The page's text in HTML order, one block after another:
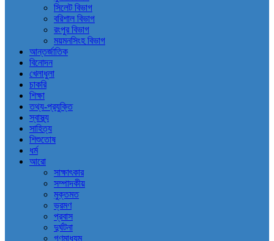
সিলেট বিভাগ
বরিশাল বিভাগ
রংপুর বিভাগ
ময়মনসিংহ বিভাগ
আন্তর্জাতিক
বিনোদন
খেলাধুলা
চাকরি
শিক্ষা
তথ্য-প্রযুক্তি
স্বাস্থ্য
সাহিত্য
শিশুতোষ
ধর্ম
আরো
সাক্ষাৎকার
সম্পাদকীয়
মুক্তমত
ভ্রমণ
প্রবাস
দুর্ঘটনা
গণমাধ্যম